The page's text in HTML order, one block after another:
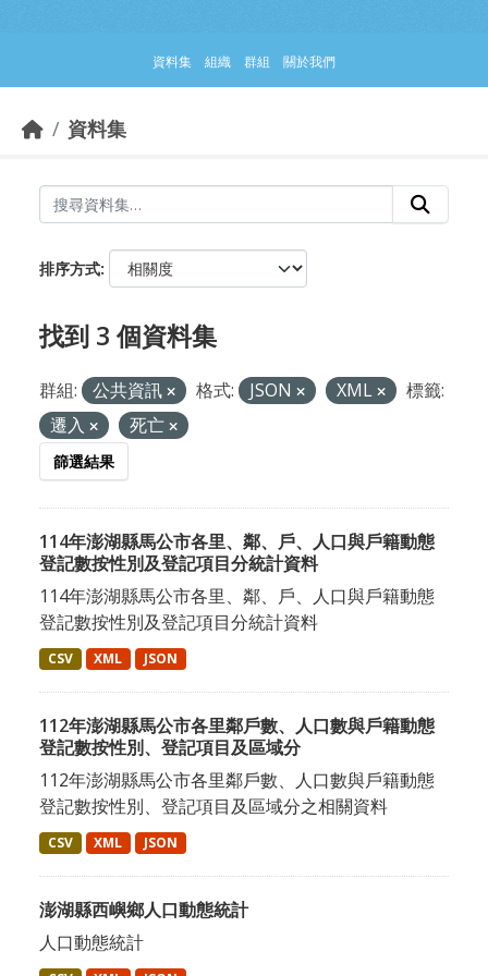
資料集 組織 群組 關於我們
資料集
排序方式
找到 3 個資料集
群組: 公共資訊 格式: JSON XML
標籤:
遷入
死亡
篩選結果
114年澎湖縣馬公市各里、鄰、戶、人口與戶籍動態
登記數按性別及登記項目分統計資料
114年澎湖縣馬公市各里、鄰、戶、人口與戶籍動態
登記數按性別及登記項目分統計資料
CSV XML JSON
112年澎湖縣馬公市各里鄰戶數、人口數與戶籍動態
登記數按性別、登記項目及區域分
112年澎湖縣馬公市各里鄰戶數、人口數與戶籍動態
登記數按性別、登記項目及區域分之相關資料
CSV XML JSON
澎湖縣西嶼鄉人口動態統計
人口動態統計